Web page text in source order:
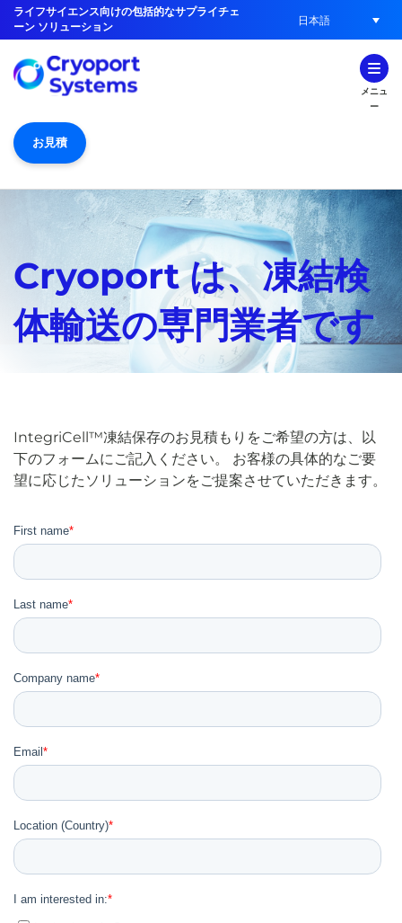
ライフサイエンス向けの包括的なサプライチェ
ーン ソリューション
日本語
メニュ
ー
お見積
Cryoport は、凍結検
体輸送の専門業者です
IntegriCell™凍結保存のお見積もりをご希望の方は、以
下のフォームにご記入ください。 お客様の具体的なご要
望に応じたソリューションをご提案させていただきます。